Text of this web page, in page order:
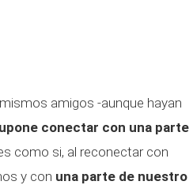
amigos -aunque hayan
conectar con una parte
como si, al reconectar con
y con una parte de nuestro